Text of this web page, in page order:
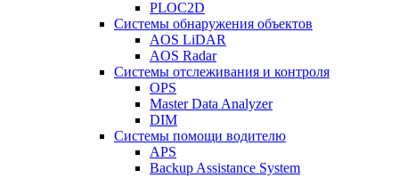
PLOC2D
Системы обнаружения объектов
AOS LiDAR
AOS Radar
Системы отслеживания и контроля
OPS
Master Data Analyzer
DIM
Системы помощи водителю
APS
Backup Assistance System